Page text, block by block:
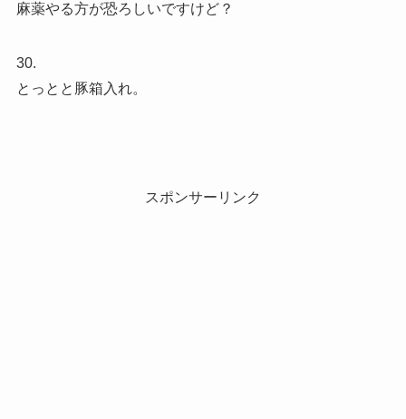
麻薬やる方が恐ろしいですけど？
30.
とっとと豚箱入れ。
スポンサーリンク